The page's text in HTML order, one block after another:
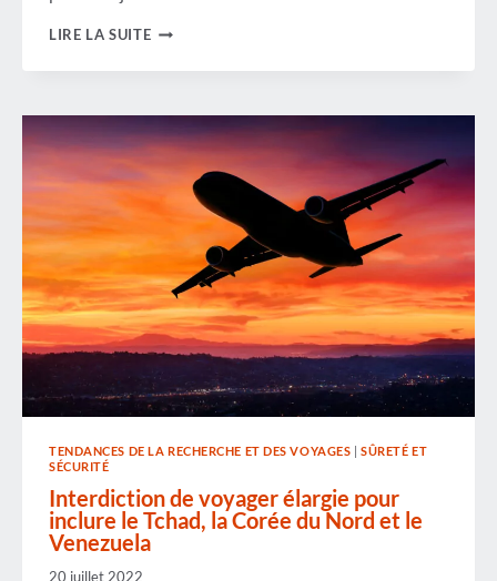
LIRE LA SUITEAPRÈS
RISQUES
SANITAIRES
CACHÉS
TENDANCES DE LA RECHERCHE ET DES VOYAGES |SÛRETÉ ET
SÉCURITÉ
Interdiction de voyager élargie pour
inclure le Tchad, la Corée du Nord et le
Venezuela
20 juillet 2022